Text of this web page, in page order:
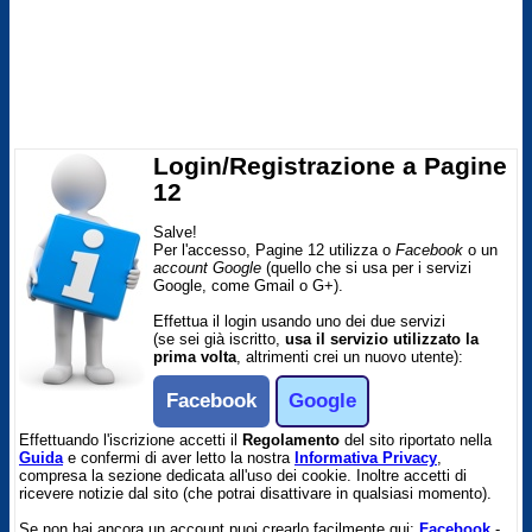
Login/Registrazione a Pagine
12
Salve!
Per l'accesso, Pagine 12 utilizza o Facebook o un
account Google (quello che si usa per i servizi
Google, come Gmail o G+).
Effettua il login usando uno dei due servizi
(se sei già iscritto, usa il servizio utilizzato la
prima volta, altrimenti crei un nuovo utente):
Facebook Google
Effettuando l'iscrizione accetti il Regolamento del sito riportato nella
Guidae confermi di aver letto la nostra Informativa Privacy,
compresa la sezione dedicata all'uso dei cookie. Inoltre accetti di
ricevere notizie dal sito (che potrai disattivare in qualsiasi momento).